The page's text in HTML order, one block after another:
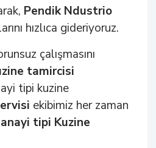
Pendik Ndustrio
hızlıca gideriyoruz.
çalışmasını
tamircisi
tipi kuzine
ekibimiz her zaman
tipi Kuzine